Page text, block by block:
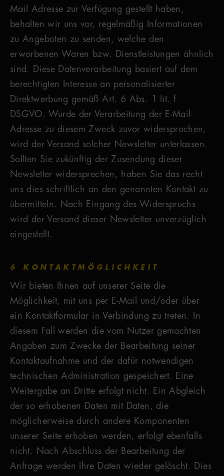
Mail Adresse zur Verfügung gestellt haben,
behalten wir uns vor, regelmäßig Informationen
zu Angeboten zu senden, welche den
erworbenen Waren bzw. Dienstleistungen ähnlich
sind. Diese Datenverarbeitung basiert auf dem
berechtigten Interesse an personalisierter
Direktwerbung gemäß Art. 6 Abs. 1 lit. f
DSGVO. Wurde der Verarbeitung der E-Mail-
Adresse zu diesem Zweck zuvor widersprochen,
wird der Versand solcher Newsletter unterlassen.
Sollten Sie zukünftig der Zusendung dieser
Newsletter widersprechen, haben Sie das recht
uns dies schriftlich an den genannten Kontakt zu
übermitteln. Nach Eingang des Widerspruchs
wird der Versand dieser Newsletter unverzüglich
eingestellt.
6 KONTAKTMÖGLICHKEIT
Wir bieten Ihnen auf unserer Seite die
Möglichkeit, mit uns per E-Mail und/oder über
ein Kontaktformular in Verbindung zu treten. In
diesem Fall werden die vom Nutzer gemachten
Angaben zum Zwecke der Bearbeitung seiner
Kontaktaufnahme und der dafür notwendigen
technischen Administration gespeichert. Eine
Weitergabe an Dritte erfolgt nicht. Ein Abgleich
der so erhobenen Daten mit Daten, die
möglicherweise durch andere Komponenten
unserer Seite erhoben werden, erfolgt ebenfalls
nicht. Nach Abschluss der Bearbeitung der
Anfrage werden Ihre Daten wieder gelöscht. Dies